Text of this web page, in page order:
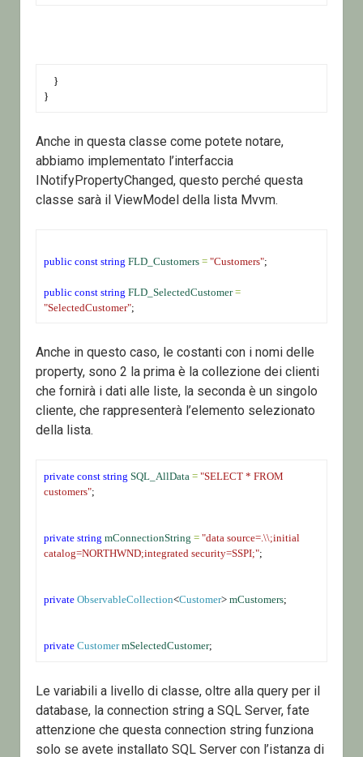
    }
}
Anche in questa classe come potete notare,
abbiamo implementato l’interfaccia
INotifyPropertyChanged, questo perché questa
classe sarà il ViewModel della lista Mvvm.
public const string FLD_Customers = "Customers";
public const string FLD_SelectedCustomer =
"SelectedCustomer";
Anche in questo caso, le costanti con i nomi delle
property, sono 2 la prima è la collezione dei clienti
che fornirà i dati alle liste, la seconda è un singolo
cliente, che rappresenterà l’elemento selezionato
della lista.
private const string SQL_AllData = "SELECT * FROM
customers";
private string mConnectionString = "data source=.\\;initial
catalog=NORTHWND;integrated security=SSPI;";
private ObservableCollection<Customer> mCustomers;
private Customer mSelectedCustomer;
Le variabili a livello di classe, oltre alla query per il
database, la connection string a SQL Server, fate
attenzione che questa connection string funziona
solo se avete installato SQL Server con l’istanza di